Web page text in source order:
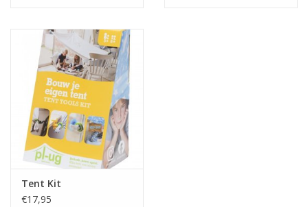
Tent Kit
€17,95